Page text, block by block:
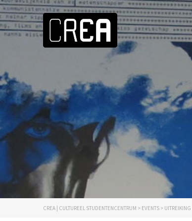
CREA | CULTUREEL STUDENTENCENTRUM > EVENTS >